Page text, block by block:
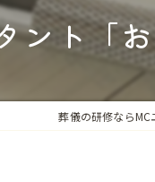
ント「
葬儀の研修なら